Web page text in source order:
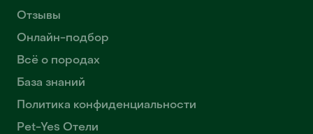
Отзывы
Онлайн-подбор
Всё о породах
База знаний
Политика конфиденциальности
Pet-Yes Отели